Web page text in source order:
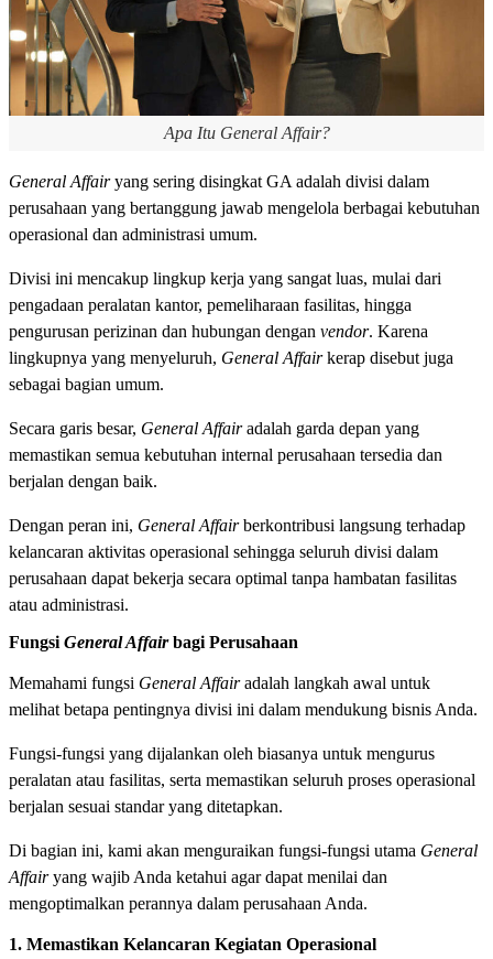
Apa Itu General Affair?
General Affairyang sering disingkat GA adalah divisi dalam
perusahaan yang bertanggung jawab mengelola berbagai kebutuhan
operasional dan administrasi umum.
Divisi ini mencakup lingkup kerja yang sangat luas, mulai dari
pengadaan peralatan kantor, pemeliharaan fasilitas, hingga
pengurusan perizinan dan hubungan dengan vendor. Karena
lingkupnya yang menyeluruh, General Affairkerap disebut juga
sebagai bagian umum.
Secara garis besar, General Affairadalah garda depan yang
memastikan semua kebutuhan internal perusahaan tersedia dan
berjalan dengan baik.
Dengan peran ini, General Affairberkontribusi langsung terhadap
kelancaran aktivitas operasional sehingga seluruh divisi dalam
perusahaan dapat bekerja secara optimal tanpa hambatan fasilitas
atau administrasi.
Fungsi General Affairbagi Perusahaan
Memahami fungsi General Affairadalah langkah awal untuk
melihat betapa pentingnya divisi ini dalam mendukung bisnis Anda.
Fungsi-fungsi yang dijalankan oleh biasanya untuk mengurus
peralatan atau fasilitas, serta memastikan seluruh proses operasional
berjalan sesuai standar yang ditetapkan.
Di bagian ini, kami akan menguraikan fungsi-fungsi utama General
Affairyang wajib Anda ketahui agar dapat menilai dan
mengoptimalkan perannya dalam perusahaan Anda.
1. Memastikan Kelancaran Kegiatan Operasional